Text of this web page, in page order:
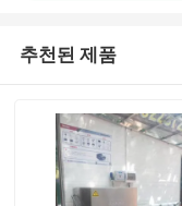
추천된 제품